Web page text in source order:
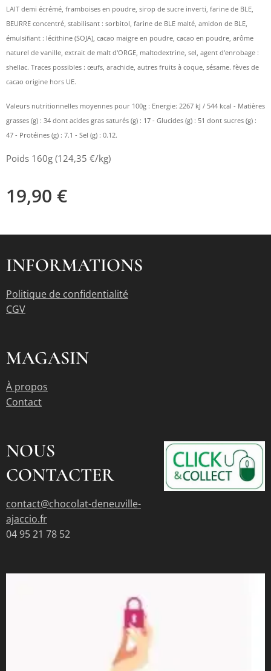
LAIT demi écrémé, framboises en poudre, sirop de sucre inverti, farine de BLE,
BEURRE concentré, stabilisant : sorbitol, farine de BLE malté, amidon de BLE,
émulsifiant : lécithine (SOJA), cacao maigre en poudre, cacao en poudre, arôme
naturel de vanille, extrait de malt d'ORGE, maltodextrine, sel, agent d'enrobage :
shellac. Traces possibles : œufs, arachide, autres fruits à coque, sésame. fèves de
cacao origine hors UE.
Valeurs nutritionnelles moyennes pour 100g : Energie: 2267 kJ / 544 kcal - Matières
grasses (g) : 34 dont acides gras saturés (g) : 17 - Glucides (g) : 51 dont sucres (g) :
47 - Protéines (g) : 7.1 - Sel (g) : 0.12.
Poids 160g (124,35 €/kg)
19,90 €
INFORMATIONS
Politique de confidentialité
CGV
MAGASIN
À propos
Contact
NOUS
CONTACTER
contact@chocolat-deneuville-
ajaccio.fr
04 95 21 78 52